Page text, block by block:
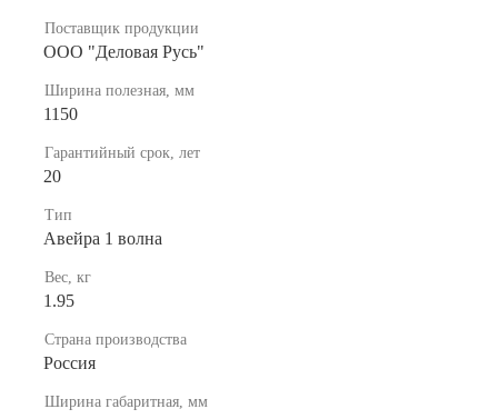
Поставщик продукции
ООО "Деловая Русь"
Ширина полезная, мм
1150
Гарантийный срок, лет
20
Тип
Авейра 1 волна
Вес, кг
1.95
Страна производства
Россия
Ширина габаритная, мм